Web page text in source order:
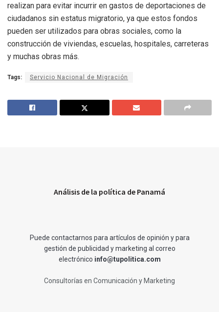
realizan para evitar incurrir en gastos de deportaciones de
ciudadanos sin estatus migratorio, ya que estos fondos
pueden ser utilizados para obras sociales, como la
construcción de viviendas, escuelas, hospitales, carreteras
y muchas obras más.
Tags: Servicio Nacional de Migración
Análisis de la política de Panamá
Puede contactarnos para artículos de opinión y para
gestión de publicidad y marketing al correo
electrónico info@tupolitica.com
Consultorías en Comunicación y Marketing